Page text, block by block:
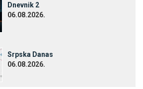
Dnevnik 2
06.08.2026.
Srpska Danas
06.08.2026.